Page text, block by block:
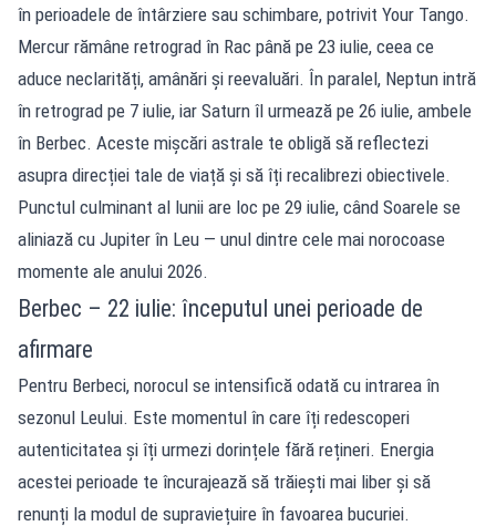
în perioadele de întârziere sau schimbare, potrivit Your Tango.
Mercur rămâne retrograd în Rac până pe 23 iulie, ceea ce
aduce neclarități, amânări și reevaluări. În paralel, Neptun intră
în retrograd pe 7 iulie, iar Saturn îl urmează pe 26 iulie, ambele
în Berbec. Aceste mișcări astrale te obligă să reflectezi
asupra direcției tale de viață și să îți recalibrezi obiectivele.
Punctul culminant al lunii are loc pe 29 iulie, când Soarele se
aliniază cu Jupiter în Leu — unul dintre cele mai norocoase
momente ale anului 2026.
Berbec – 22 iulie: începutul unei perioade de
afirmare
Pentru Berbeci, norocul se intensifică odată cu intrarea în
sezonul Leului. Este momentul în care îți redescoperi
autenticitatea și îți urmezi dorințele fără rețineri. Energia
acestei perioade te încurajează să trăiești mai liber și să
renunți la modul de supraviețuire în favoarea bucuriei.